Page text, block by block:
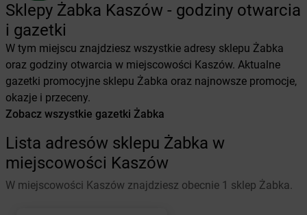
Sklepy Żabka Kaszów - godziny otwarcia
i gazetki
W tym miejscu znajdziesz wszystkie adresy sklepu Żabka
oraz godziny otwarcia w miejscowości Kaszów. Aktualne
gazetki promocyjne sklepu Żabka oraz najnowsze promocje,
okazje i przeceny.
Zobacz wszystkie gazetki Żabka
Lista adresów sklepu Żabka w
miejscowości Kaszów
W miejscowości Kaszów znajdziesz obecnie 1 sklep Żabka.